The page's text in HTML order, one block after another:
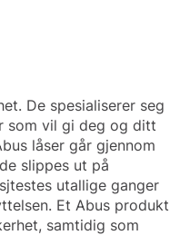
De spesialiserer seg
som vil gi deg og ditt
låser går gjennom
slippes ut på
utallige ganger
Et Abus produkt
samtidig som